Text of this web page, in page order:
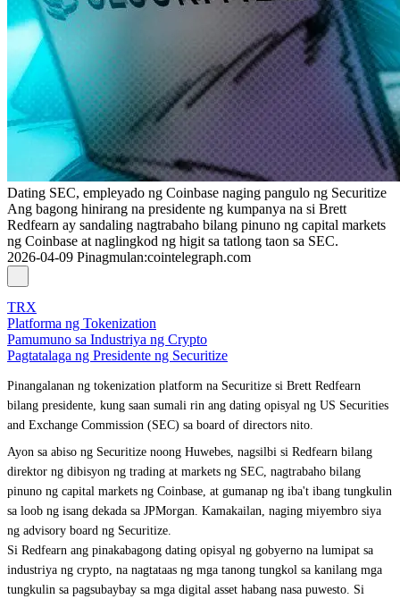
Dating SEC, empleyado ng Coinbase naging pangulo ng Securitize
Ang bagong hinirang na presidente ng kumpanya na si Brett
Redfearn ay sandaling nagtrabaho bilang pinuno ng capital markets
ng Coinbase at naglingkod ng higit sa tatlong taon sa SEC.
2026-04-09 Pinagmulan:cointelegraph.com
TRX
Platforma ng Tokenization
Pamumuno sa Industriya ng Crypto
Pagtatalaga ng Presidente ng Securitize
Pinangalanan ng tokenization platform na Securitize si Brett Redfearn
bilang presidente, kung saan sumali rin ang dating opisyal ng US Securities
and Exchange Commission (SEC) sa board of directors nito.
Ayon sa abiso ng Securitize noong Huwebes, nagsilbi si Redfearn bilang
direktor ng dibisyon ng trading at markets ng SEC, nagtrabaho bilang
pinuno ng capital markets ng Coinbase, at gumanap ng iba't ibang tungkulin
sa loob ng isang dekada sa JPMorgan. Kamakailan, naging miyembro siya
ng advisory board ng Securitize.
Si Redfearn ang pinakabagong dating opisyal ng gobyerno na lumipat sa
industriya ng crypto, na nagtataas ng mga tanong tungkol sa kanilang mga
tungkulin sa pagsubaybay sa mga digital asset habang nasa puwesto. Si